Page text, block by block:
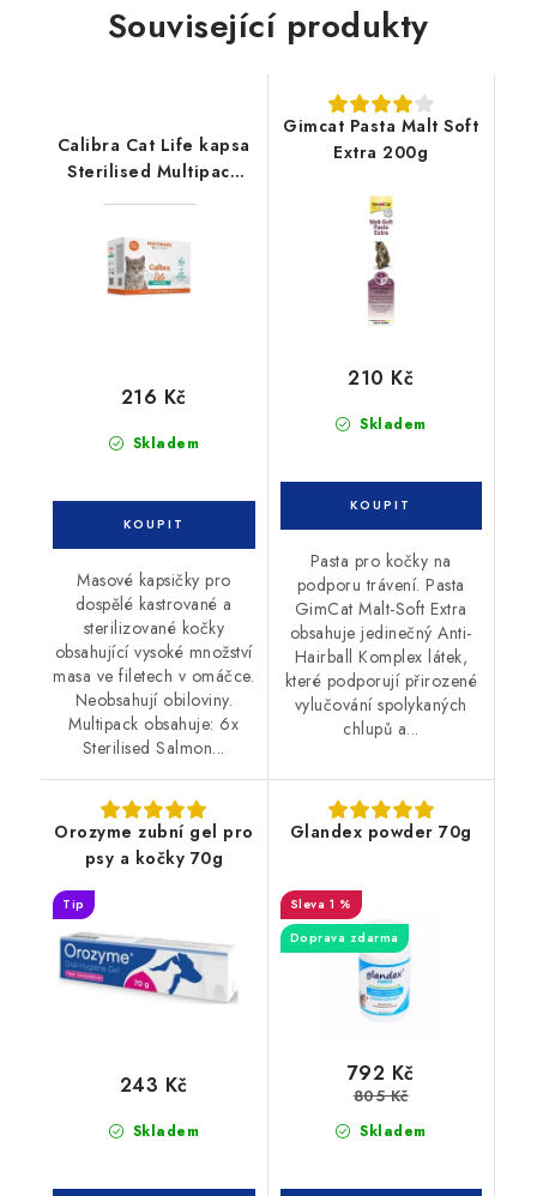
Související produkty
Calibra Cat Life kapsa
Sterilised Multipack
12x85g
Skladem
216 Kč
Masové kapsičky pro
dospělé kastrované a
sterilizované kočky
obsahující vysoké množství
masa ve filetech v omáčce.
Neobsahují obiloviny.
Multipack obsahuje: 6x
Sterilised Salmon...
Gimcat Pasta Malt Soft
Extra 200g
Skladem
210 Kč
Pasta pro kočky na
podporu trávení. Pasta
GimCat Malt-Soft Extra
obsahuje jedinečný Anti-
Hairball Komplex látek,
které podporují přirozené
vylučování spolykaných
chlupů a...
Orozyme zubní gel pro
psy a kočky 70g
Tip
Skladem
243 Kč
Glandex powder 70g
1 %
Doprava zdarma
Skladem
792 Kč
805 Kč